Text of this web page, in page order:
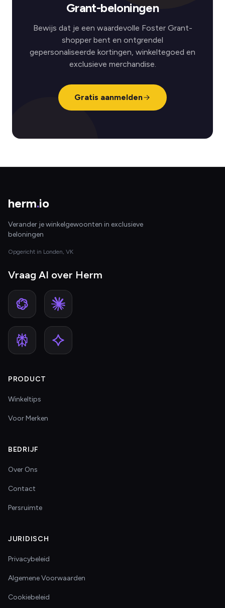
Grant-beloningen
Bewijs dat je een waardevolle Foster Grant-
shopper bent en ontgrendel
gepersonaliseerde kortingen, winkeltegoed en
exclusieve merchandise.
Gratis aanmelden
herm.io
Verander je winkelgewoonten in exclusieve
beloningen
Opgericht in Londen, VK
Vraag AI over Herm
PRODUCT
Winkeltips
Voor Merken
BEDRIJF
Over Ons
Contact
Persruimte
JURIDISCH
Privacybeleid
Algemene Voorwaarden
Cookiebeleid